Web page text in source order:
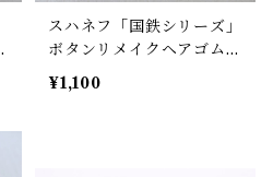
スハネフ「国鉄シリーズ」
ボタンリメイクヘアゴム
（小）
¥1,100